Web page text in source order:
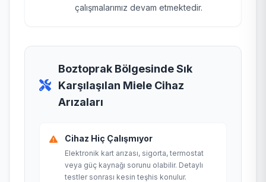
çalışmalarımız devam etmektedir.
Boztoprak Bölgesinde Sık
Karşılaşılan Miele Cihaz
Arızaları
Cihaz Hiç Çalışmıyor
Elektronik kart arızası, sigorta, termostat
veya güç kaynağı sorunu olabilir. Detaylı
testler sonrası kesin teşhis konulur.